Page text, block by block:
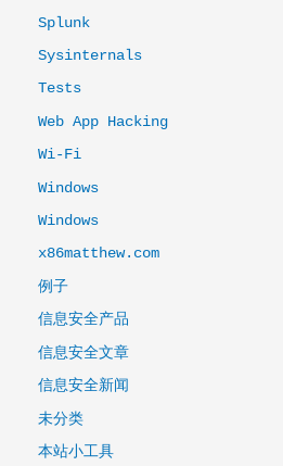
Splunk
Sysinternals
Tests
Web App Hacking
Wi-Fi
Windows
Windows
x86matthew.com
例子
信息安全产品
信息安全文章
信息安全新闻
未分类
本站小工具